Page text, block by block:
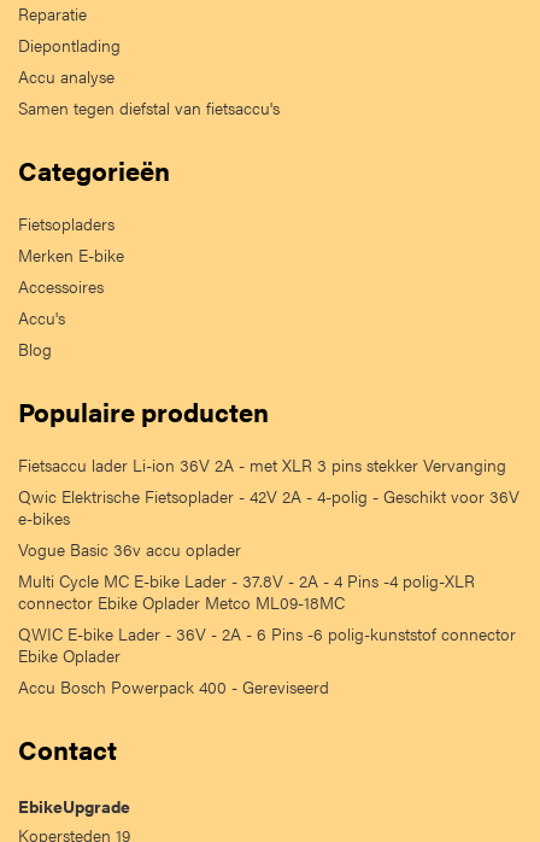
Reparatie
Diepontlading
Accu analyse
Samen tegen diefstal van fietsaccu's
Categorieën
Fietsopladers
Merken E-bike
Accessoires
Accu's
Blog
Populaire producten
Fietsaccu lader Li-ion 36V 2A - met XLR 3 pins stekker Vervanging
Qwic Elektrische Fietsoplader - 42V 2A - 4-polig - Geschikt voor 36V
e-bikes
Vogue Basic 36v accu oplader
Multi Cycle MC E-bike Lader - 37.8V - 2A - 4 Pins -4 polig-XLR
connector Ebike Oplader Metco ML09-18MC
QWIC E-bike Lader - 36V - 2A - 6 Pins -6 polig-kunststof connector
Ebike Oplader
Accu Bosch Powerpack 400 - Gereviseerd
Contact
EbikeUpgrade
Kopersteden 19